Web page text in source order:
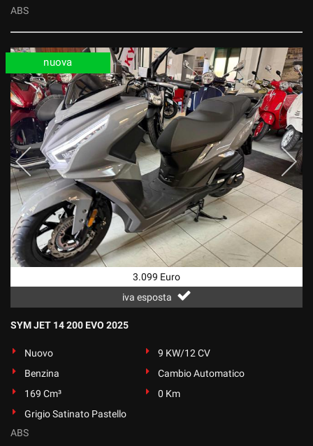
ABS
3.099 Euro
iva esposta
nuova
SYM JET 14 200 EVO 2025
Nuovo
9 KW/12 CV
Benzina
Cambio Automatico
169 Cm³
0 Km
Grigio Satinato Pastello
ABS